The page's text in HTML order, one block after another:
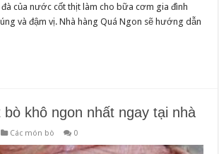
đà của nước cốt thịt làm cho bữa cơm gia đình
và đậm vị. Nhà hàng Quá Ngon sẽ hướng dẫn
bò khô ngon nhất ngay tại nhà
Các món bò 0